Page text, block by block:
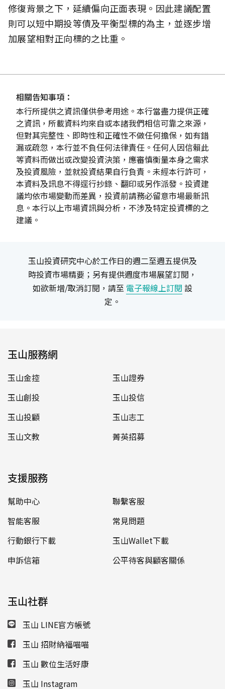
修復背景之下，延續偏向正面表現。因此建議配置
則可以短中期投等債及平衡型標的為主，並逐步增
加展望相對正向標的之比重。
相關告知事項：
本行所提供之資訊僅供參考用途。本行當盡力提供正確
之資訊，所載資料均來自或本諸我們相信可靠之來源，
但對其完整性、即時性和正確性不做任何擔保，如有錯
漏或疏忽，本行並不負任何法律責任。任何人因信賴此
等資料而做出或改變投資決策，應審慎衡量本身之需求
及投資風險，並就投資結果自行負責。未經本行許可，
本資料及訊息不得逕行抄錄、翻印或另作派發。投資建
議均依市場變動而差異，投資前請務必留意市場最新訊
息。本行以上市場資訊與分析，不涉及特定投資標的之
建議。
玉山投資研究中心於工作日的週二至週五提供及
時投資市場精要；另有提供週度市場展望訂閱，
如欲新增/取消訂閱，請至 電子報線上訂閱 設
定。
玉山服務網
玉山金控
玉山證券
玉山創投
玉山投信
玉山投顧
玉山志工
玉山文教
菁英招募
支援服務
幫助中心
聯繫客服
智能客服
常見問題
行動銀行下載
玉山Wallet下載
申訴信箱
公平待客與顧客關係
玉山社群
玉山 LINE官方帳號
玉山 招財納福喵喵
玉山 數位生活好康
玉山 Instagram